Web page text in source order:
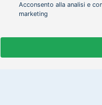
Acconsento alla analisi e
marketing